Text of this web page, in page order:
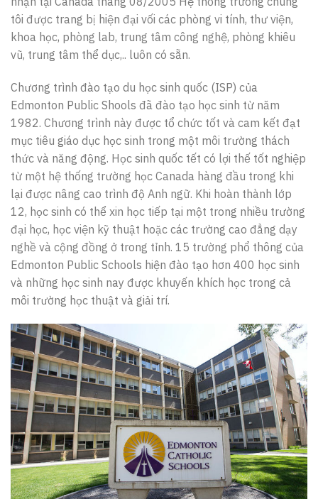
tôi được trang bị hiện đại vối các phòng vi tính, thư viện,
khoa học, phòng lab, trung tâm công nghệ, phòng khiêu
vũ, trung tâm thể dục,.. luôn có sẵn.
Chương trình đào tạo du học sinh quốc (ISP) của
Edmonton Public Shools đã đào tạo học sinh từ năm
1982. Chương trình này được tổ chức tốt và cam kết đạt
mục tiêu giáo dục học sinh trong một môi trường thách
thức và năng động. Học sinh quốc tết có lợi thế tốt nghiệp
từ một hệ thống trường học Canada hàng đầu trong khi
lại được nâng cao trình độ Anh ngữ. Khi hoàn thành lớp
12, học sinh có thể xin học tiếp tại một trong nhiều trường
đại học, học viện kỹ thuật hoặc các trường cao đẳng dạy
nghề và cộng đồng ở trong tỉnh. 15 trường phổ thông của
Edmonton Public Schools hiện đào tạo hơn 400 học sinh
và những học sinh nay được khuyến khích học trong cả
môi trường học thuật và giải trí.